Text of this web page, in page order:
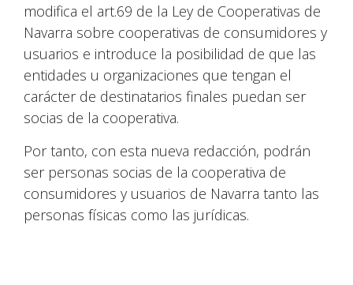
modifica el art.69 de la Ley de Cooperativas de
Navarra sobre cooperativas de consumidores y
usuarios e introduce la posibilidad de que las
entidades u organizaciones que tengan el
carácter de destinatarios finales puedan ser
socias de la cooperativa.
Por tanto, con esta nueva redacción, podrán
ser personas socias de la cooperativa de
consumidores y usuarios de Navarra tanto las
personas físicas como las jurídicas.